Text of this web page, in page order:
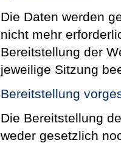
Die Daten werden
nicht mehr
Bereitstellung der
jeweilige Sitzung
Bereitstellung
Die Bereitstellung
weder gesetzlich